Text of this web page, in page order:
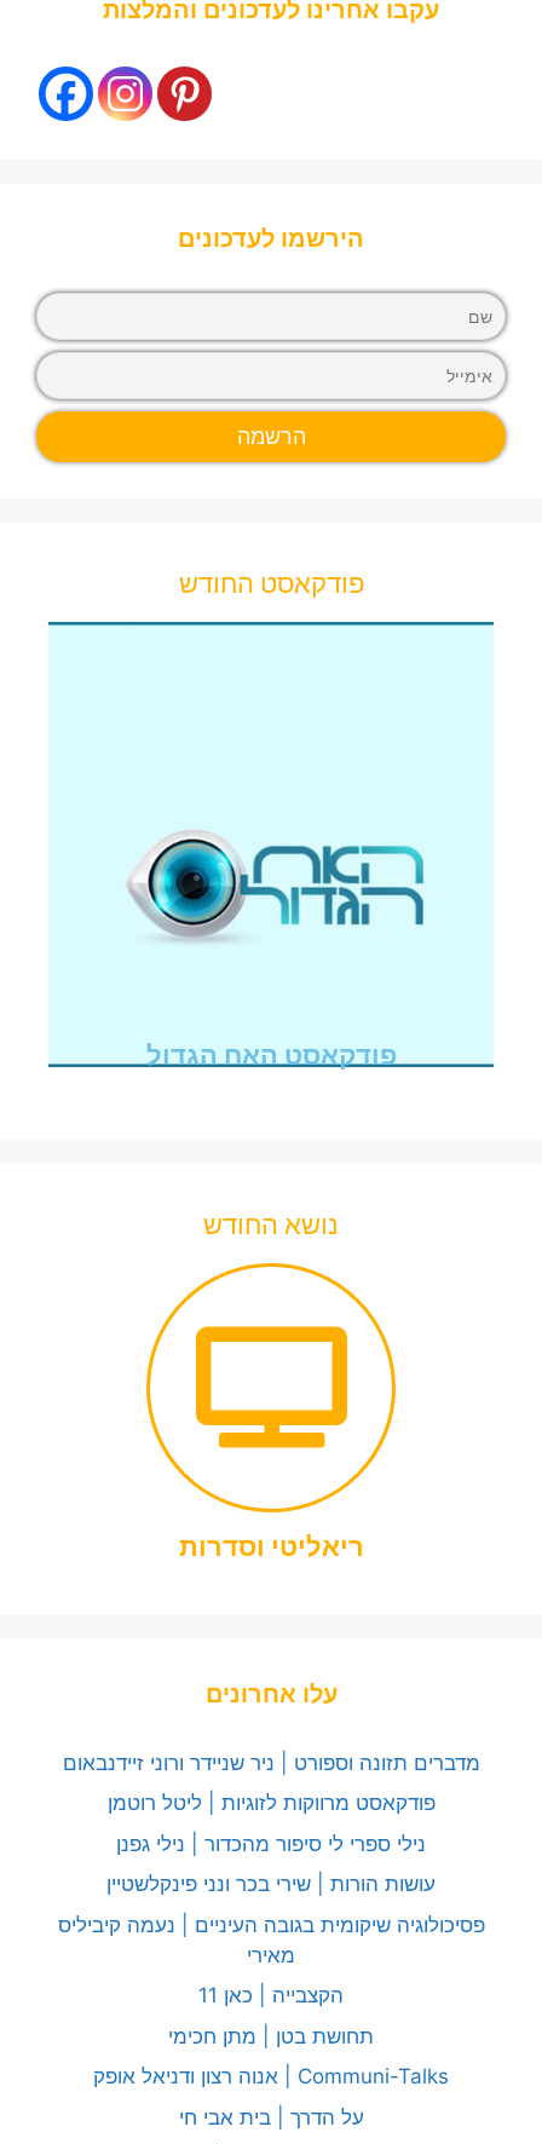
עקבו אחרינו לעדכונים והמלצות
הירשמו לעדכונים
פודקאסט החודש
פודקאסט האח הגדול
נושא החודש
ריאליטי וסדרות
עלו אחרונים
מדברים תזונה וספורט | ניר שניידר ורוני זיידנבאום
פודקאסט מרווקות לזוגיות | ליטל רוטמן
נילי ספרי לי סיפור מהכדור | נילי גפנן
עושות הורות | שירי בכר ונני פינקלשטיין
פסיכולוגיה שיקומית בגובה העיניים | נעמה קיביליס
מאירי
הקצבייה | כאן 11
תחושת בטן | מתן חכימי
Communi-Talks | אנוה רצון ודניאל אופק
על הדרך | בית אבי חי